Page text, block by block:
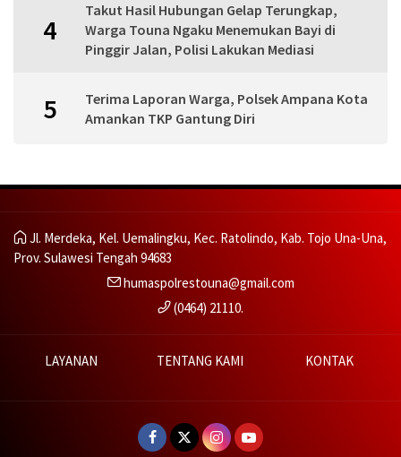
4
Takut Hasil Hubungan Gelap Terungkap,
Warga Touna Ngaku Menemukan Bayi di
Pinggir Jalan, Polisi Lakukan Mediasi
5
Terima Laporan Warga, Polsek Ampana Kota
Amankan TKP Gantung Diri
Jl. Merdeka, Kel. Uemalingku, Kec. Ratolindo, Kab. Tojo Una-Una,
Prov. Sulawesi Tengah 94683
humaspolrestouna@gmail.com
(0464) 21110.
LAYANAN TENTANG KAMI KONTAK